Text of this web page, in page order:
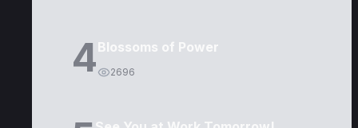
4Blossoms of Power
2696